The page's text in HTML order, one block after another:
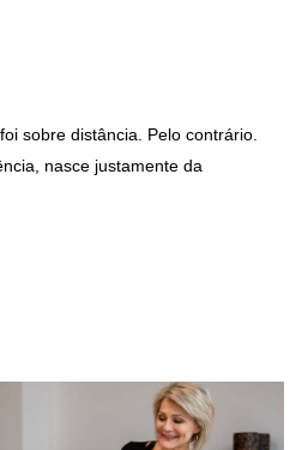
sobre distância. Pelo contrário.
nasce justamente da